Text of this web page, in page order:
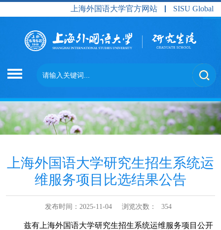
上海外国语大学官方网站 SISU Global
上海外国语大学研究生招生系统运
维服务项目比选结果公告
发布时间：2025-11-04 浏览次数： 354
兹有上海外国语大学研究生招生系统运维服务项目公开